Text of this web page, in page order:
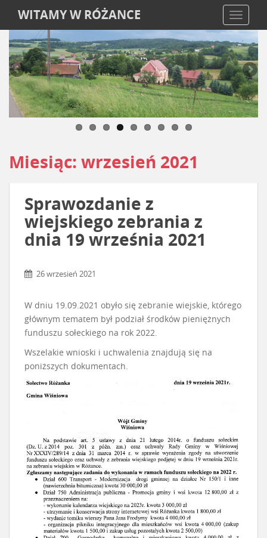
WITAMY W RÓŻANCE
Miesiąc: wrzesień 2021
Sprawozdanie z
wiejskiego zebrania z
dnia 19 września 2021
26 wrzesień 2021
W dniu 19.09.2021 obyło się zebranie wiejskie, którego
głównym tematem był podział środków pieniężnych
funduszu sołeckiego na rok 2022.
Wszelakie wnioski i uchwalenia znajdują się na
poniższych dokumentach.